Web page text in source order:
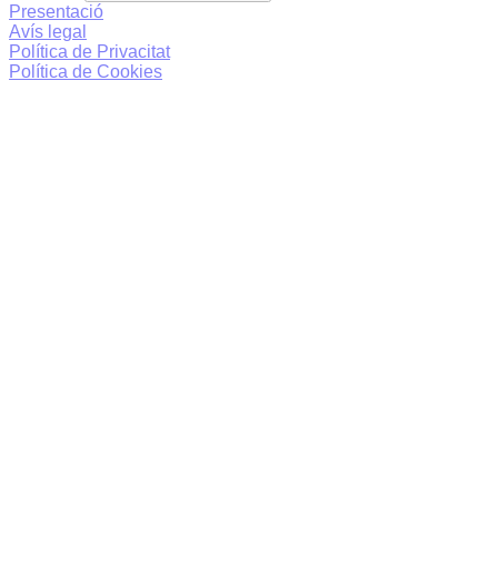
Presentació
Avís legal
Política de Privacitat
Política de Cookies